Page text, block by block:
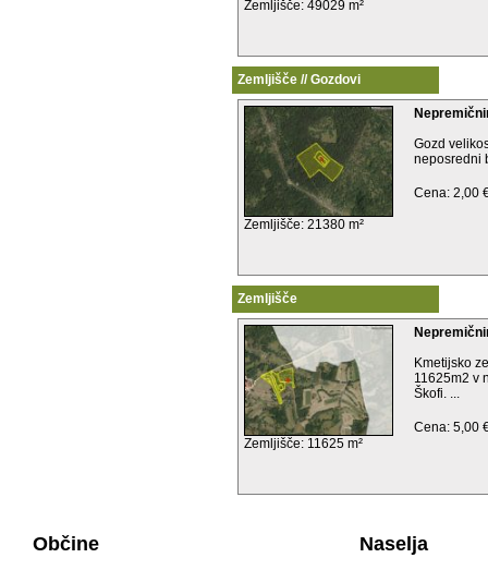
Zemljišče: 49029 m²
Zemljišče // Gozdovi
Zemljišče: 21380 m²
Gozd
neposredni
Cena: 2,00
Zemljišče
Zemljišče: 11625 m²
Kmetijsko
11625m2 v
Škofi. ...
Cena: 5,00
Občine Naselja